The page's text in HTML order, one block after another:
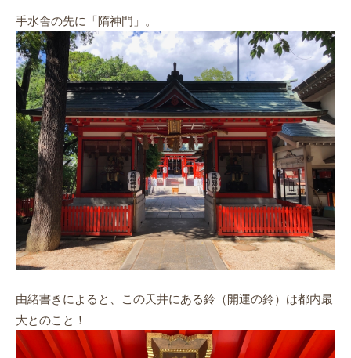
手水舎の先に「隋神門」。
由緒書きによると、この天井にある鈴（開運の鈴）は都内最
大とのこと！